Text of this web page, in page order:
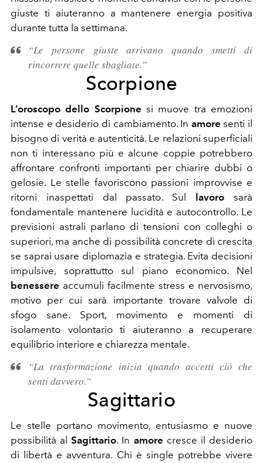
giuste ti aiuteranno a mantenere energia positiva
durante tutta la settimana.
“Le persone giuste arrivano quando smetti di
rincorrere quelle sbagliate.”
Scorpione
L’oroscopo dello Scorpione si muove tra emozioni
intense e desiderio di cambiamento. In amore senti il
bisogno di verità e autenticità. Le relazioni superficiali
non ti interessano più e alcune coppie potrebbero
affrontare confronti importanti per chiarire dubbi o
gelosie. Le stelle favoriscono passioni improvvise e
ritorni inaspettati dal passato. Sul
lavoro sarà
fondamentale mantenere lucidità e autocontrollo. Le
previsioni astrali parlano di tensioni con colleghi o
superiori, ma anche di possibilità concrete di crescita
se saprai usare diplomazia e strategia. Evita decisioni
impulsive, soprattutto sul piano economico. Nel
benessere accumuli facilmente stress e nervosismo,
motivo per cui sarà importante trovare valvole di
sfogo sane. Sport, movimento e momenti di
isolamento volontario ti aiuteranno a recuperare
equilibrio interiore e chiarezza mentale.
“La trasformazione inizia quando accetti ciò che
senti davvero.”
Sagittario
Le stelle portano movimento, entusiasmo e nuove
possibilità alSagittario. In amore cresce il desiderio
di libertà e avventura. Chi è single potrebbe vivere